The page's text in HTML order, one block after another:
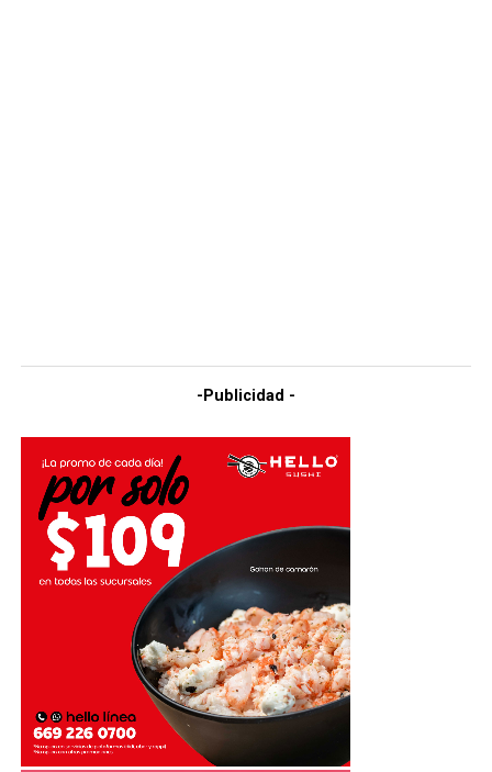
-Publicidad -